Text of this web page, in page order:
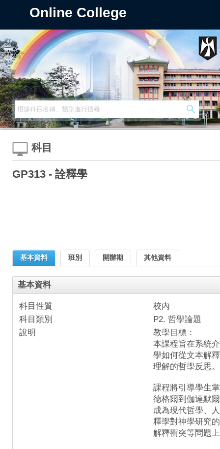
Online College
科目
GP313 - 詮釋學
基本資料 班別 開辦期 其他資料
基本資料
科目性質
校內
科目類別
P2. 哲學論題
說明
教學目標：
本課程旨在系統
學如何從文本解
理解的哲學反思。
課程將引導學生
德格爾到伽達默
成為現代哲學、
釋學對神學研究
解釋衝突等問題